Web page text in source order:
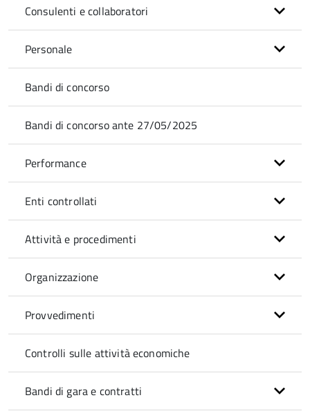
Consulenti e collaboratori
Personale
Bandi di concorso
Bandi di concorso ante 27/05/2025
Performance
Enti controllati
Attività e procedimenti
Organizzazione
Provvedimenti
Controlli sulle attività economiche
Bandi di gara e contratti